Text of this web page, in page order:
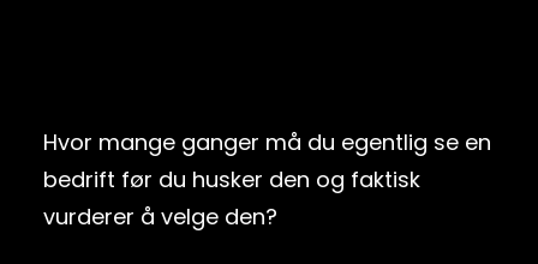
Hvor mange ganger må du egentlig se en
bedrift før du husker den og faktisk
vurderer å velge den?